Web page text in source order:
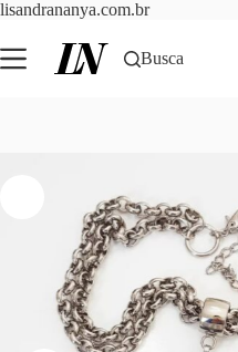
lisandrananya.com.brPular
o
conteúdo
Busca